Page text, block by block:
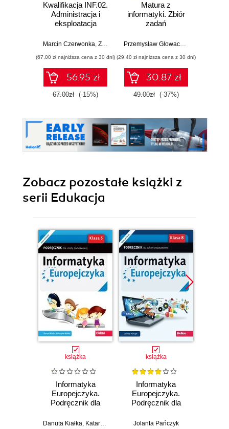
Kwalifikacja INF.02.
Administracja i
eksploatacja
komputerowych,
peryferyjnych i
lokalnych sieci
komputerowych.
Część 1. Systemy
komputerowe.
technik informatyk
Marcin Czerwonka, Zenon Nowocień
(67,00 zł najniższa cena z 30 dni)
56.95 zł
67.00zł (-15%)
Matura z
informatyki. Zbiór
zadań
Przemysław Głowacz
,
(29,40 zł najniższa cena z 30 dni)
30.87 zł
49.00zł (-37%)
Zobacz pozostałe książki z
serii Edukacja
książka
Informatyka
Europejczyka.
Podręcznik dla
podstawowej.
Danuta Kiałka Katarzyna Kiałka
książka
Informatyka
Europejczyka.
Podręcznik dla
podstawowej.
Jolanta Pańczyk